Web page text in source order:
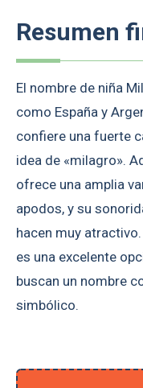
Resumen
El nombre de niña
como España y
confiere una fuerte
idea de «milagro».
ofrece una amplia
apodos, y su
hacen muy
es una excelente
buscan un nombre
simbólico.